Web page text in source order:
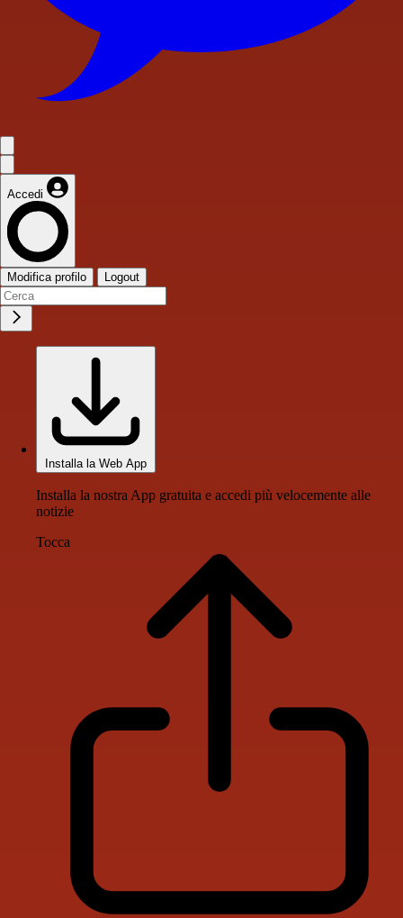
Accedi
Modifica profilo Logout
Installa la Web App
Installa la nostra App gratuita e accedi più velocemente alle
notizie
Tocca